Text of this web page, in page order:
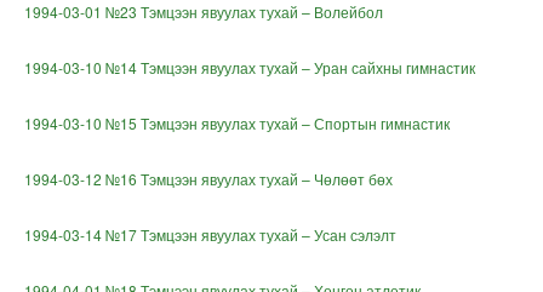
1994-03-01 №23 Тэмцээн явуулах тухай – Волейбол
1994-03-10 №14 Тэмцээн явуулах тухай – Уран сайхны гимнастик
1994-03-10 №15 Тэмцээн явуулах тухай – Спортын гимнастик
1994-03-12 №16 Тэмцээн явуулах тухай – Чөлөөт бөх
1994-03-14 №17 Тэмцээн явуулах тухай – Усан сэлэлт